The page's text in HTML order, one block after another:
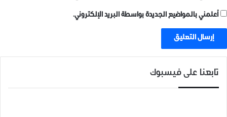
أعلمني بالمواضيع الجديدة بواسطة البريد الإلكتروني.
تابعنا على فيسبوك